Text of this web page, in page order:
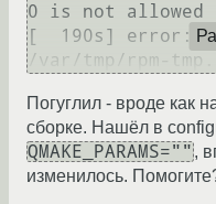
0 is not allowed
[  190s] error:
Погуглил - вроде как
сборке. Нашёл в
QMAKE_PARAMS="" ,
изменилось.